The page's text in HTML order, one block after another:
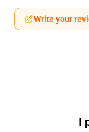
Write your
I